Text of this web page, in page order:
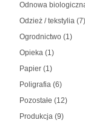
Odnowa
Odzież / tekstylia (7)
Ogrodnictwo (1)
Opieka (1)
Papier (1)
Poligrafia (6)
Pozostałe (12)
Produkcja (9)